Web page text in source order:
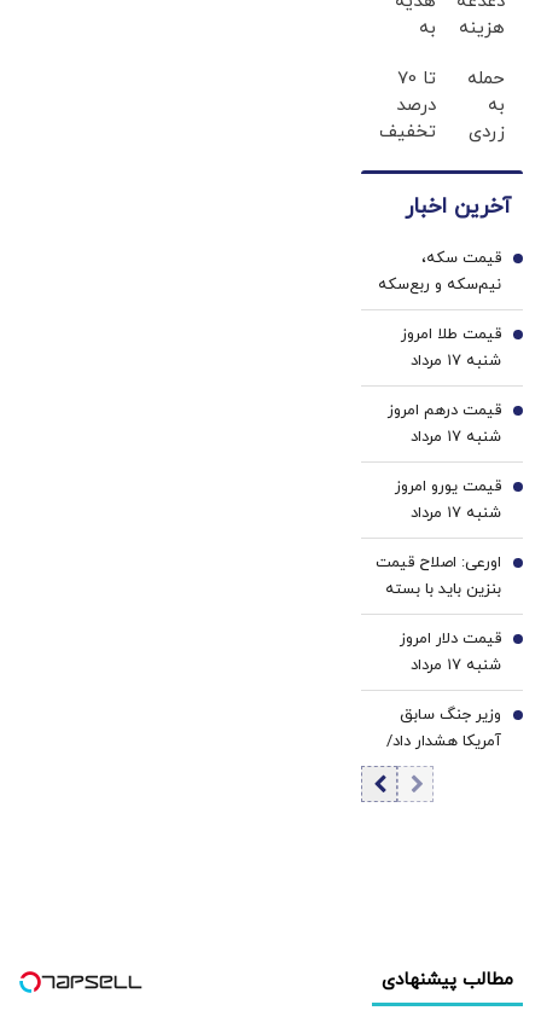
هزینه
دندان
پزشکی
با پک
خانگی
به
جدید،ثبت
نام کن
حمله
به
زردی
ژل
کننده
دندان!
خرید40%تخفیف
تا 70
درصد
تخفیف
وست
قسط
آخرین اخبار
قیمت سکه،
نیم‌سکه و ربع‌سکه
امروز شنبه ۱۷ مرداد
۱۴۰۵/ افزایش
قیمت سکه
1
قیمت طلا امروز
شنبه ۱۷ مرداد
۱۴۰۵/ افزایش
قیمت طلا
2
قیمت درهم امروز
شنبه ۱۷ مرداد
۱۴۰۵/ افزایش
قیمت درهم
3
قیمت یورو امروز
شنبه ۱۷ مرداد
۱۴۰۵/ افزایش
قیمت یورو
4
اورعی: اصلاح قیمت
بنزین باید با بسته
اصلاحات اقتصادی
همراه باشد | باید
یک‌بار داروی تلخ
اصلاحات را بخوریم
| دولت نمی‌تواند
فقط قیمت را
افزایش دهد
5
قیمت دلار امروز
شنبه ۱۷ مرداد
۱۴۰۵/ افزایش
قیمت دلار
6
وزیر جنگ سابق
آمریکا هشدار داد/
جنگ ایران، آمریکا
را در برابر رقبایش
7
مطالب پیشنهادی